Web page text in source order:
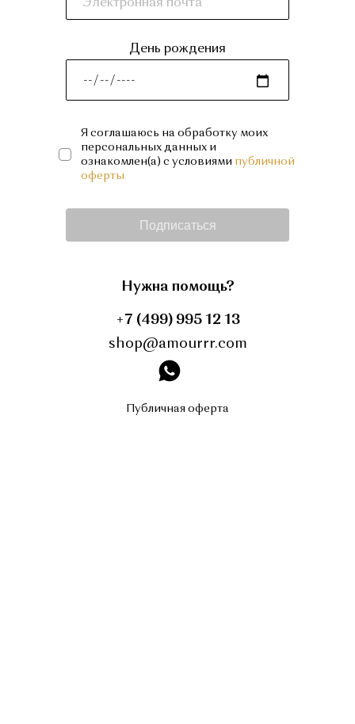
День рождения
Я соглашаюсь на обработку моих
персональных данных и
ознакомлен(а) с условиями публичной
оферты
Подписаться
Нужна помощь?
+7 (499) 995 12 13
shop@amourrr.com
instagram
Публичная оферта